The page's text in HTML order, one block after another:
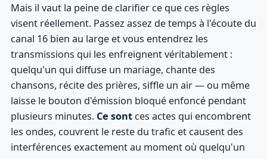
Mais il vaut la peine de clarifier ce que ces règles
visent réellement. Passez assez de temps à l'écoute du
canal 16 bien au large et vous entendrez les
transmissions qui les enfreignent véritablement :
quelqu'un qui diffuse un mariage, chante des
chansons, récite des prières, siffle un air — ou même
laisse le bouton d'émission bloqué enfoncé pendant
plusieurs minutes. Ce sont ces actes qui encombrent
les ondes, couvrent le reste du trafic et causent des
interférences exactement au moment où quelqu'un